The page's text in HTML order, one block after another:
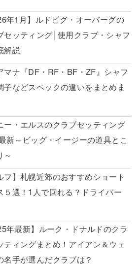
年1月】ルドビグ・オーバーグの
セッティング│使用クラブ・シャフ
解説
マナ『DF・RF・BF・ZF』シャフ
子などスペックの違いをまとめま
ー・エルスのクラブセッティング
新～ビッグ・イージーの道具とこ
～
フ】札幌近郊のおすすめショート
５選！1人で回れる？ドライバー
年最新】ルーク・ドナルドのクラ
ティングまとめ！アイアン＆ウェ
名手が選んだクラブは？